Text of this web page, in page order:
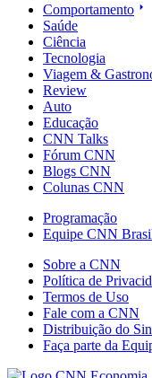
Comportamento
Saúde
Ciência
Tecnologia
Viagem &
Review
Auto
Educação
CNN Talks
Fórum CNN
Blogs CNN
Colunas CNN
Programação
Equipe CNN
Sobre a CNN
Política de
Termos de Uso
Fale com a CNN
Distribuição do
Faça parte da